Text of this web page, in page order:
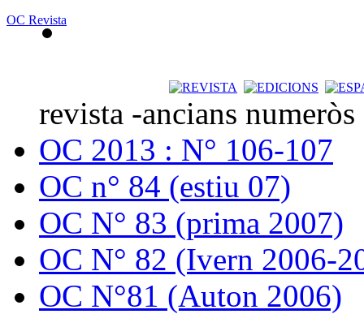
OC Revista
revista -ancians
OC 2013 : N° 106-107
OC n° 84 (estiu 07)
OC N° 83 (prima 2007)
OC N° 82 (Ivern 2006-
OC N°81 (Auton 2006)